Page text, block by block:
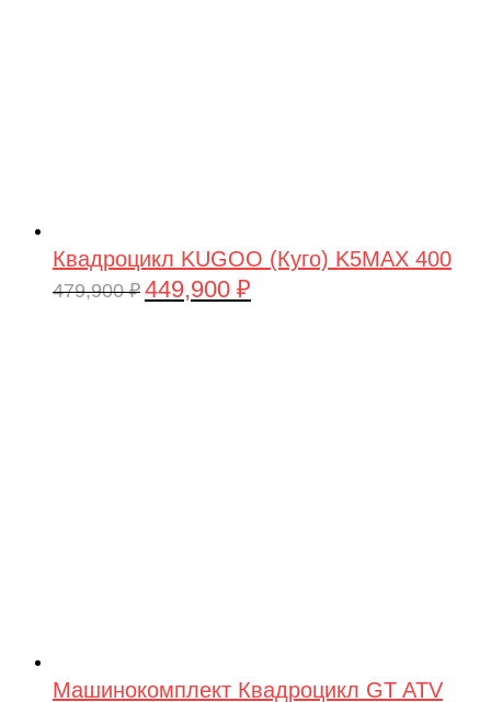
Квадроцикл KUGOO (Куго) K5MAX 400
479,900₽ Первоначальная
449,900 ₽
Машинокомплект Квадроцикл GT ATV